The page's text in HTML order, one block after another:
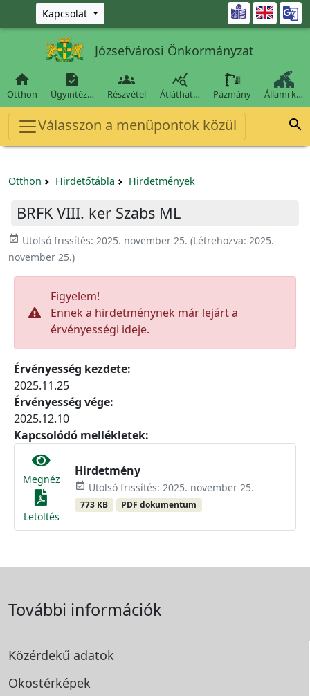
Ugrás a fő tartalomra
Kapcsolat 
Józsefvárosi Önkormányzat

Otthon

Ügyintéz…

Részvétel

Átláthat… Pázmány Állami k…
Válasszon a menüpontok közül 
Otthon Hirdetőtábla Hirdetmények
BRFK VIII. ker Szabs ML
event_available Utolsó frissítés: 2025. november 25. (Létrehozva: 2025.
november 25.)
Figyelem!
Ennek a hirdetménynek már lejárt a
érvényességi ideje.
Érvényesség kezdete:
2025.11.25
Érvényesség vége:
2025.12.10
Kapcsolódó mellékletek:
Megnéz
Letöltés
Hirdetmény
event_available Utolsó frissítés: 2025. november 25.
773 KB PDF dokumentum
További információk
Közérdekű adatok
Okostérképek